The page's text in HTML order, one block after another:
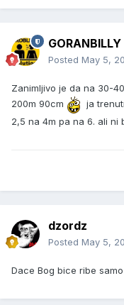
GORANBILLY
Posted May 5,
Zanimljivo je da na 30-
200m 90cm
ja
2,5 na 4m pa na 6. ali ni
dzordz
Posted May 5,
Dace Bog bice ribe